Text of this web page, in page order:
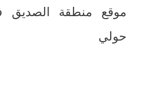
موقع منطقة الصديق
حولي